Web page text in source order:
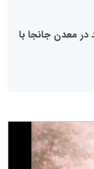
در معدن جانجا با